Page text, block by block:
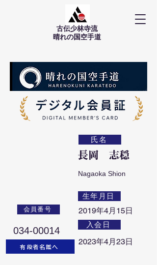
古伝少林寺流
​晴れの国空手道
会員番号
034-00014
有段者名鑑へ
氏名
長岡 志穏
Nagaoka Shion
生年月日
2019年4月15日
入会日
2023年4月23日